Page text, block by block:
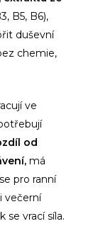
B5, B6),
duševní
chemie,
ve
od
má
pro ranní
večerní
se vrací síla.